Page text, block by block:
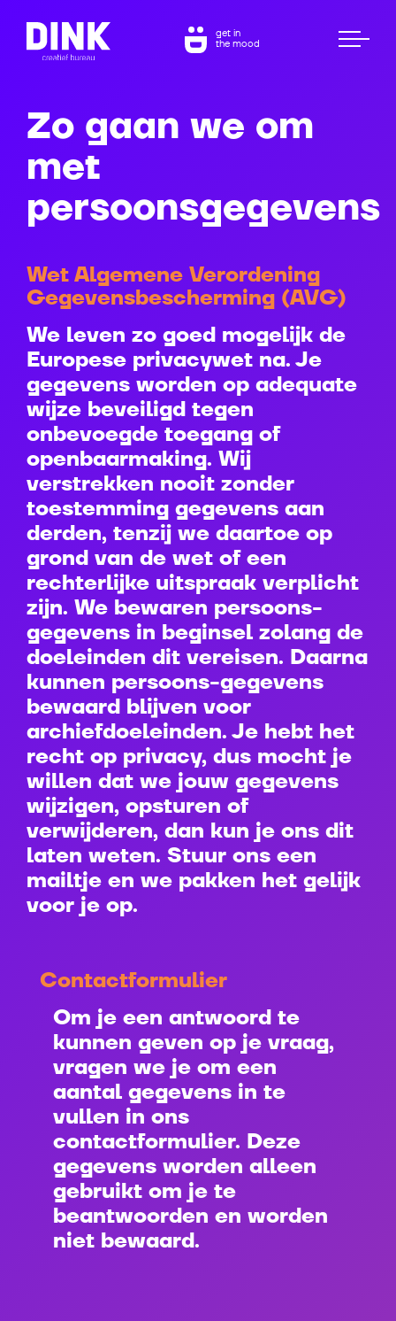
get in
the mood
Zo gaan we om
met
persoonsgegevens
Wet Algemene Verordening
Gegevensbescherming (AVG)
We leven zo goed mogelijk de
Europese privacywet na. Je
gegevens worden op adequate
wijze beveiligd tegen
onbevoegde toegang of
openbaarmaking. Wij
verstrekken nooit zonder
toestemming gegevens aan
derden, tenzij we daartoe op
grond van de wet of een
rechterlijke uitspraak verplicht
zijn. We bewaren persoons-
gegevens in beginsel zolang de
doeleinden dit vereisen. Daarna
kunnen persoons-gegevens
bewaard blijven voor
archiefdoeleinden. Je hebt het
recht op privacy, dus mocht je
willen dat we jouw gegevens
wijzigen, opsturen of
verwijderen, dan kun je ons dit
laten weten. Stuur ons een
mailtje en we pakken het gelijk
voor je op.
Contactformulier
Om je een antwoord te
kunnen geven op je vraag,
vragen we je om een
aantal gegevens in te
vullen in ons
contactformulier. Deze
gegevens worden alleen
gebruikt om je te
beantwoorden en worden
niet bewaard.